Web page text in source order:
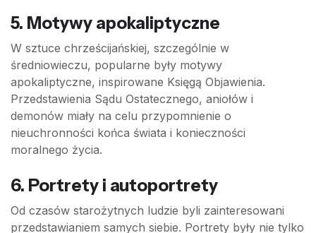
5. Motywy apokaliptyczne
W sztuce chrześcijańskiej, szczególnie w
średniowieczu, popularne były motywy
apokaliptyczne, inspirowane Księgą Objawienia.
Przedstawienia Sądu Ostatecznego, aniołów i
demonów miały na celu przypomnienie o
nieuchronności końca świata i konieczności
moralnego życia.
6. Portrety i autoportrety
Od czasów starożytnych ludzie byli zainteresowani
przedstawianiem samych siebie. Portrety były nie tylko